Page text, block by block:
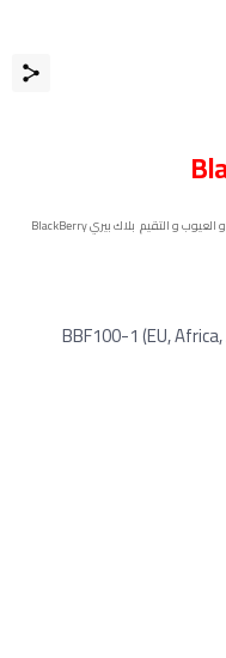
بلاك بيري BlackBerry
BBF100-1 (EU,